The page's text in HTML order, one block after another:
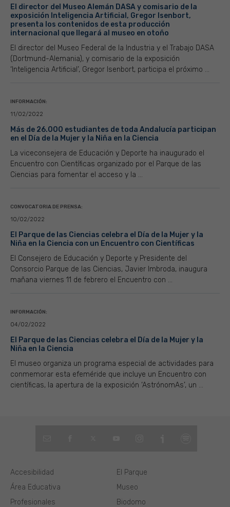
El director del Museo Alemán DASA y comisario de la
exposición Inteligencia Artificial, Gregor Isenbort,
presenta los contenidos de esta producción
internacional que llegará al museo en otoño
El director del Museo Federal de la Industria y el Trabajo DASA
(Dortmund-Alemania), y comisario de la exposición
‘Inteligencia Artificial’, Gregor Isenbort, participa el próximo ...
INFORMACIÓN:
11/02/2022
Más de 26.000 estudiantes de toda Andalucía participan
en el Día de la Mujer y la Niña en la Ciencia
La viceconsejera de Educación y Deporte ha inaugurado el
Encuentro con Científicas organizado por el Parque de las
Ciencias para fomentar el acceso y la ...
CONVOCATORIA DE PRENSA:
10/02/2022
El Parque de las Ciencias celebra el Día de la Mujer y la
Niña en la Ciencia con un Encuentro con Científicas
El Consejero de Educación y Deporte y Presidente del
Consorcio Parque de las Ciencias, Javier Imbroda, inaugura
mañana viernes 11 de febrero el Encuentro con ...
INFORMACIÓN:
04/02/2022
El Parque de las Ciencias celebra el Día de la Mujer y la
Niña en la Ciencia
El museo organiza un programa especial de actividades para
conmemorar esta efeméride que incluye un Encuentro con
científicas, la apertura de la exposición ‘AstrónomAs’, un ...
El Parque
Museo
Biodomo
Área Educativa
Profesionales
Accesibilidad